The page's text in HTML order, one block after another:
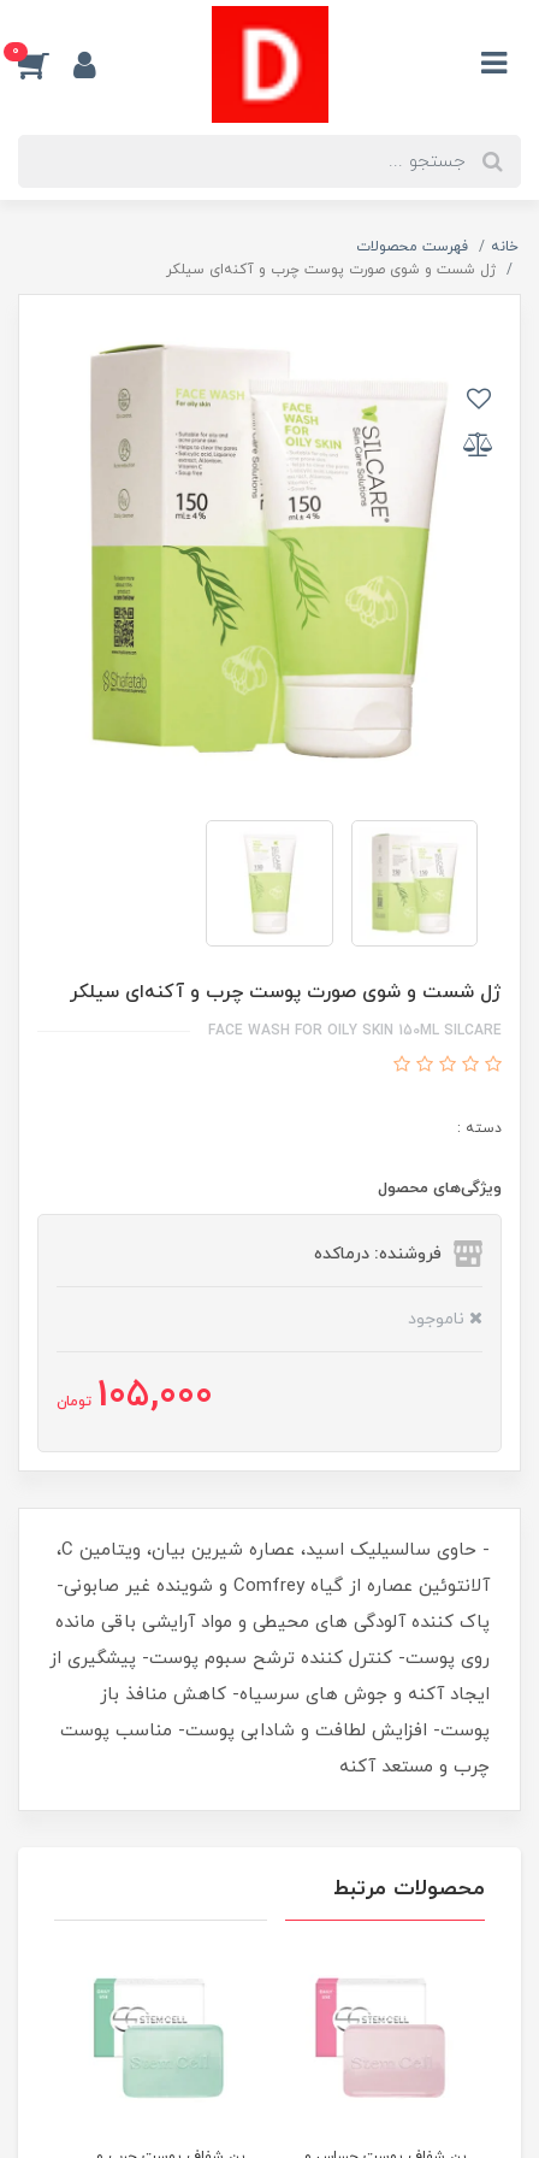
0
خانه
فهرست محصولات
ژل شست و شوی صورت پوست چرب و آکنه‌ای سیلکر
ژل شست و شوی صورت پوست چرب و آکنه‌ای سیلکر
FACE WASH FOR OILY SKIN 150ML SILCARE
دسته :
ویژگی‌های محصول
فروشنده: درماکده
ناموجود
105,000 تومان
- حاوی سالسیلیک اسید، عصاره شیرین بیان، ویتامین C،
آلانتوئین عصاره از گیاه Comfrey و شوینده غیر صابونی-
پاک کننده آلودگی های محیطی و مواد آرایشی باقی مانده
روی پوست- کنترل کننده ترشح سبوم پوست- پیشگیری از
ایجاد آکنه و جوش های سرسیاه- کاهش منافذ باز
پوست- افزایش لطافت و شادابی پوست- مناسب پوست
چرب و مستعد آکنه
محصولات مرتبط